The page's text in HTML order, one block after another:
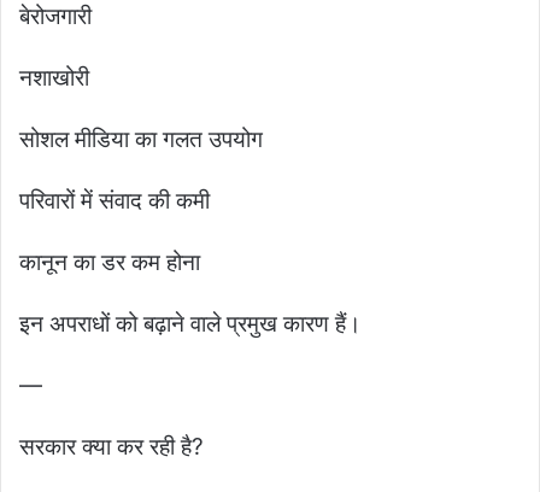
बेरोजगारी
नशाखोरी
सोशल मीडिया का गलत उपयोग
परिवारों में संवाद की कमी
कानून का डर कम होना
इन अपराधों को बढ़ाने वाले प्रमुख कारण हैं।
—
सरकार क्या कर रही है?